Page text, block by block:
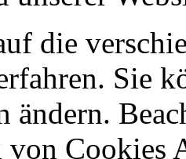
die
Sie
ändern.
von Cookies